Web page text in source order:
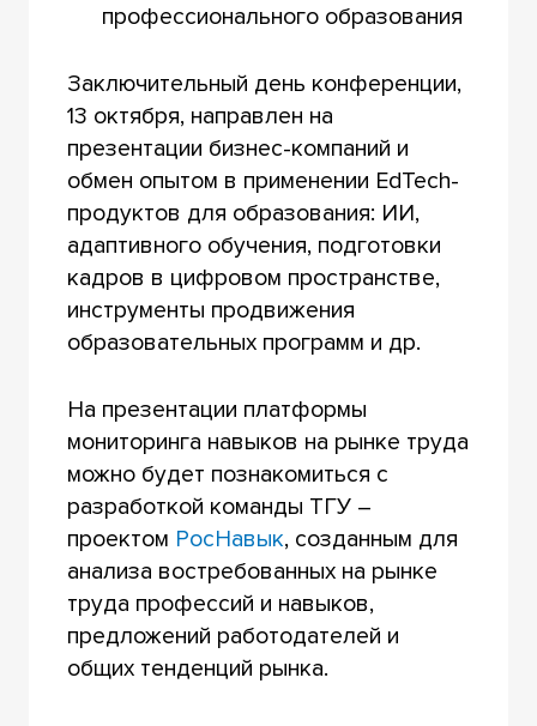
профессионального образования
Заключительный день конференции,
13 октября, направлен на
презентации бизнес-компаний и
обмен опытом в применении EdTech-
продуктов для образования: ИИ,
адаптивного обучения, подготовки
кадров в цифровом пространстве,
инструменты продвижения
образовательных программ и др.
На презентации платформы
мониторинга навыков на рынке труда
можно будет познакомиться с
разработкой команды ТГУ –
проектом РосНавык, созданным для
анализа востребованных на рынке
труда профессий и навыков,
предложений работодателей и
общих тенденций рынка.